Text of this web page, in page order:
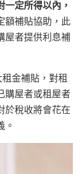
一定所得以內，
額補貼協助，此
屋者提供利息補
金補貼，對租
購屋者或租屋者
於稅收將會花在
。